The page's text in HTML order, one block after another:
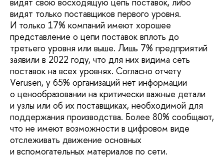
видят только поставщиков первого уровня.
И только 17% компаний имеют хорошее
представление о цепи поставок вплоть до
третьего уровня или выше. Лишь 7% предприятий
заявили в 2022 году, что для них видима сеть
поставок на всех уровнях. Согласно отчету
Verusen, у 65% организаций нет информации
о ценообразовании на критически важные детали
и узлы или об их поставщиках, необходимой для
поддержания производства. Более 80% сообщают,
что не имеют возможности в цифровом виде
отслеживать движение основных
и вспомогательных материалов по сети.